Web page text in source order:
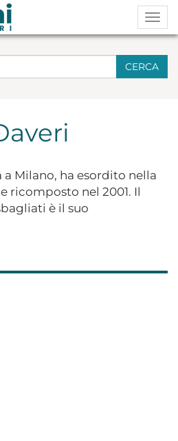
CERCA
a Milano, ha esordito nella
ricomposto nel 2001. Il
è il suo